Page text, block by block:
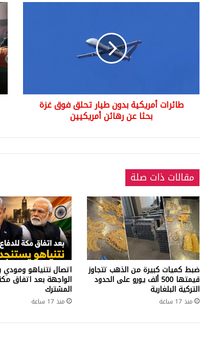
عن
طائرات أمريكية بدون طيار تحلق فوق غزة
بحثا عن رهائن أمريكيين
أمر
مقالات ذات صلة
ضبط كميات كبيرة من الذهب تتجاوز
قيمتها 500 ألف يورو على الحدود
التركية البلغارية
منذ 17 ساعة
اتصال نتنياهو
الواجهة بعد اتفاق
المشترك
منذ 17 ساعة